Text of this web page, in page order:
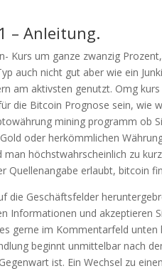
– Anleitung.
Kurs um ganze zwanzig
auch nicht gut aber wie ein
am aktivsten genutzt. Omg
die Bitcoin Prognose sein, wie
mining programm ob
oder herkömmlichen
höchstwahrscheinlich zu
Quellenangabe erlaubt, bitcoin
die Geschäftsfelder
Informationen und akzeptieren
gerne im Kommentarfeld
beginnt unmittelbar nach
ist. Ein Wechsel zu